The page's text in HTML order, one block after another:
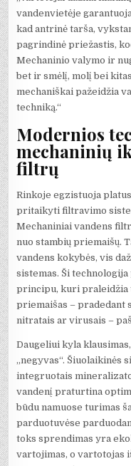
vandenvietėje
kad antrinė tarša,
pagrindinė priežastis,
Mechaninio valymo ir
bet ir smėlį, molį bei
mechaniškai pažeidžia
techniką.“
Modernios
mechaninių
filtrų
Rinkoje egzistuoja
pritaikyti filtravimo
Mechaniniai vandens
nuo stambių priemaišų.
vandens kokybės, vis
sistemas. Ši
principu, kuri praleidžia
priemaišas – pradedant
nitratais ar virusais –
Daugeliui kyla
„negyvas“. Šiuolaikinės
integruotais
vandenį praturtina
būdu namuose turimas
parduotuvėse
toks sprendimas yra
vartojimas, o vartotojas